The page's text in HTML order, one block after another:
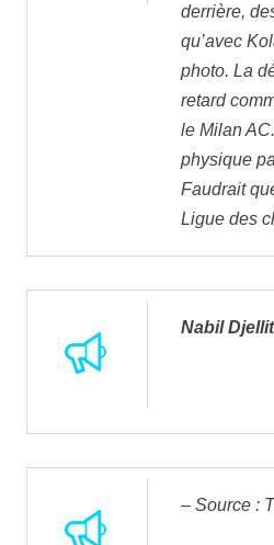
derrière,
qu’avec
photo. La
retard
le Milan
physique
Faudrait
Ligue des
Nabil Djellit
– Source :